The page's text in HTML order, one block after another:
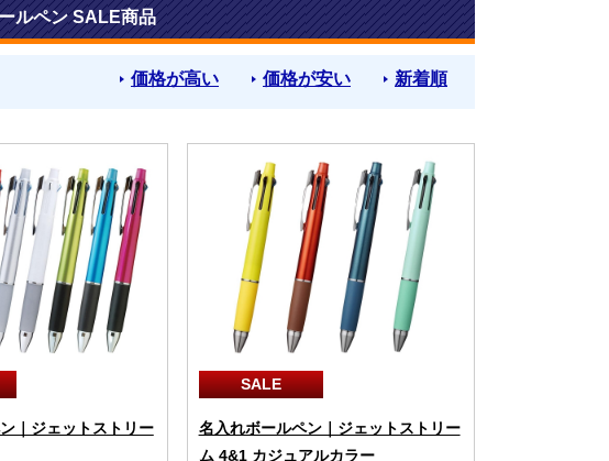
ルペン SALE商品
価格が高い 価格が安い 新着順
｜ジェットストリー
SALE
名入れボールペン｜ジェットストリー
ム 4&1 カジュアルカラー